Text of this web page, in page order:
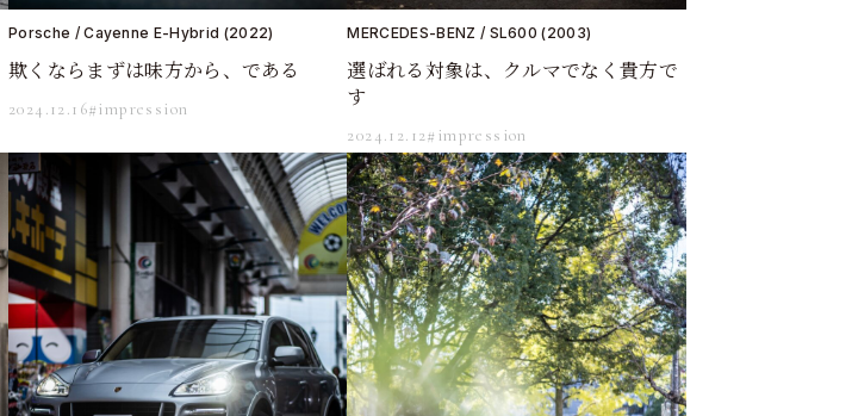
Porsche / Cayenne E-Hybrid (2022)
欺くならまずは味方から、である
2024.12.16#impression
MERCEDES-BENZ / SL600 (2003)
選ばれる対象は、クルマでなく貴方で
す
2024.12.12#impression